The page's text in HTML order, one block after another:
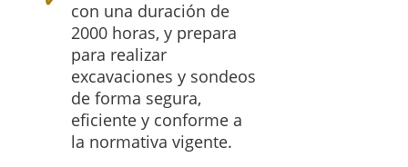
con una duración de
2000 horas, y prepara
para realizar
excavaciones y sondeos
de forma segura,
eficiente y conforme a
la normativa vigente.